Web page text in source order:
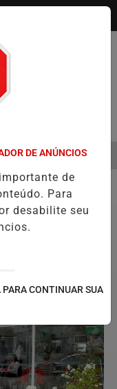
2026 WELTON
MENU
DE ANÚNCIOS
de
Para
desabilite seu
CONTINUAR SUA